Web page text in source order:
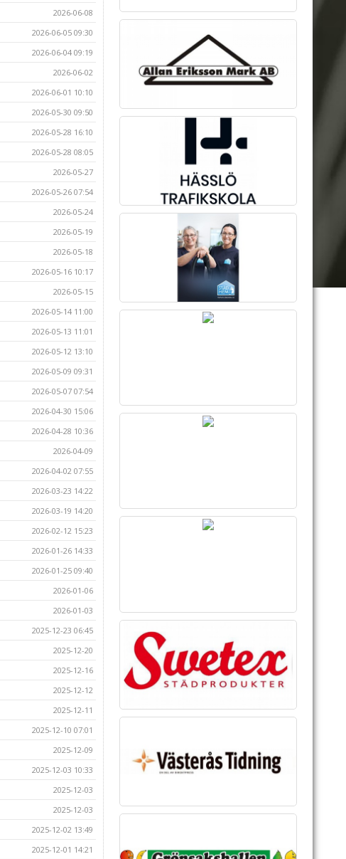
2026-06-08
2026-06-05 09:30
2026-06-04 09:19
2026-06-02
2026-06-01 10:10
2026-05-30 09:50
2026-05-28 16:10
2026-05-28 08:05
2026-05-27
2026-05-26 07:54
2026-05-24
2026-05-19
2026-05-18
2026-05-16 10:17
2026-05-15
2026-05-14 11:00
2026-05-13 11:01
2026-05-12 13:10
2026-05-09 09:31
2026-05-07 07:54
2026-04-30 15:06
2026-04-28 10:36
2026-04-09
2026-04-02 07:55
2026-03-23 14:22
2026-03-19 14:20
2026-02-12 15:23
2026-01-26 14:33
2026-01-25 09:40
2026-01-06
2026-01-03
2025-12-23 06:45
2025-12-20
2025-12-16
2025-12-12
2025-12-11
2025-12-10 07:01
2025-12-09
2025-12-03 10:33
2025-12-03
2025-12-03
2025-12-02 13:49
2025-12-01 14:21